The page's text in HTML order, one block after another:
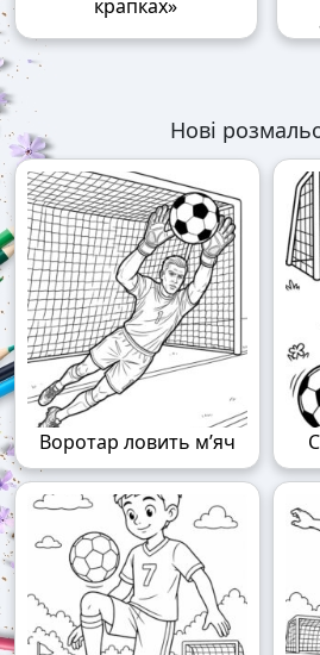
крапках»
Нові
Воротар ловить м’яч